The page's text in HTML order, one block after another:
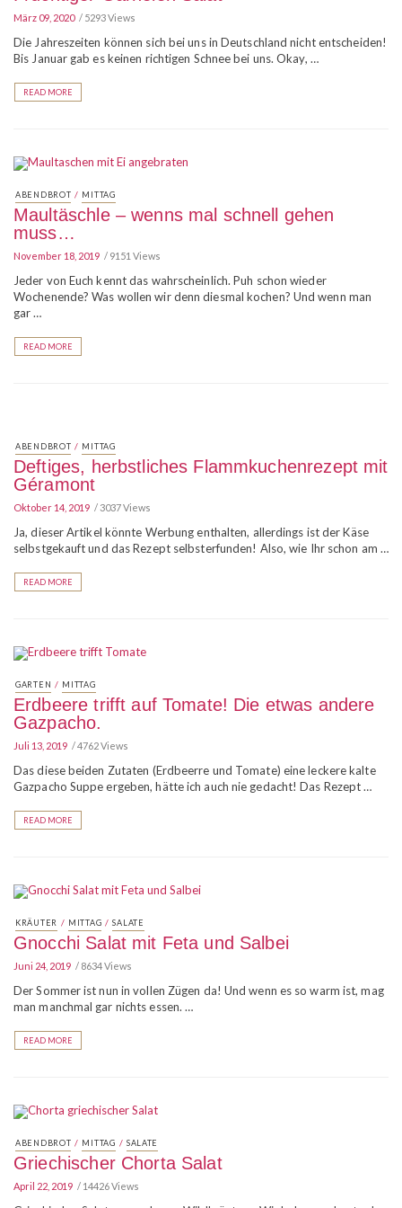
März 09, 2020 5293 Views
Die Jahreszeiten können sich bei uns in Deutschland nicht entscheiden!
Bis Januar gab es keinen richtigen Schnee bei uns. Okay, …
READ MORE
ABENDBROT / MITTAG
Maultäschle – wenns mal schnell gehen
muss…
November 18, 2019 9151 Views
Jeder von Euch kennt das wahrscheinlich. Puh schon wieder
Wochenende? Was wollen wir denn diesmal kochen? Und wenn man
gar …
READ MORE
ABENDBROT / MITTAG
Deftiges, herbstliches Flammkuchenrezept mit
Géramont
Oktober 14, 2019 3037 Views
Ja, dieser Artikel könnte Werbung enthalten, allerdings ist der Käse
selbstgekauft und das Rezept selbsterfunden! Also, wie Ihr schon am …
READ MORE
GARTEN / MITTAG
Erdbeere trifft auf Tomate! Die etwas andere
Gazpacho.
Juli 13, 2019 4762 Views
Das diese beiden Zutaten (Erdbeerre und Tomate) eine leckere kalte
Gazpacho Suppe ergeben, hätte ich auch nie gedacht! Das Rezept …
READ MORE
KRÄUTER / MITTAG / SALATE
Gnocchi Salat mit Feta und Salbei
Juni 24, 2019 8634 Views
Der Sommer ist nun in vollen Zügen da! Und wenn es so warm ist, mag
man manchmal gar nichts essen. …
READ MORE
ABENDBROT / MITTAG / SALATE
Griechischer Chorta Salat
April 22, 2019 14426 Views